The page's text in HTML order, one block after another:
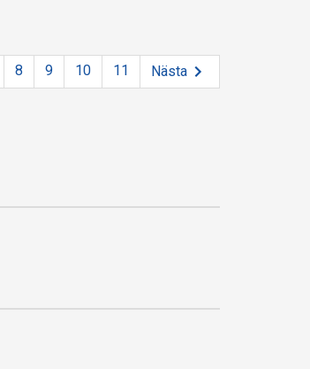
8 9 10 11 Nästa